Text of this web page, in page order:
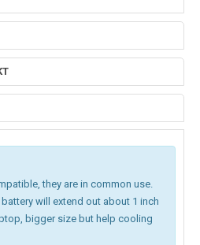
they are in common use.
will extend out about 1 inch
bigger size but help cooling